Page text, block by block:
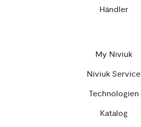
Händler
My Niviuk
Niviuk Service
Technologien
Katalog